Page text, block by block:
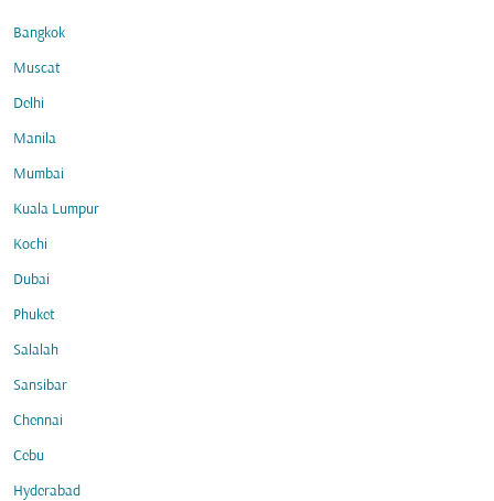
Bangkok
Muscat
Delhi
Manila
Mumbai
Kuala Lumpur
Kochi
Dubai
Phuket
Salalah
Sansibar
Chennai
Cebu
Hyderabad